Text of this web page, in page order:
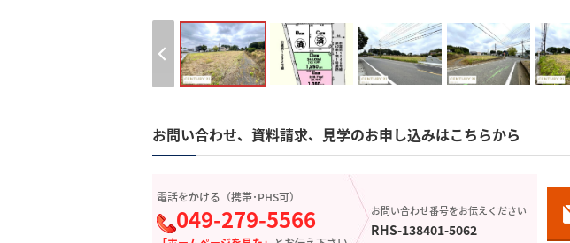
お問い合わせ、資料請求、見学のお申し込みはこちらから
電話をかける（携帯･PHS可）
049-279-5566 お問い合わせ番号をお伝えください
RHS-138401-5062